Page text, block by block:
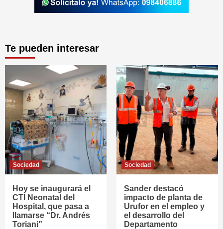
Te pueden interesar
Sociedad
Hoy se inaugurará el
CTI Neonatal del
Hospital, que pasa a
llamarse “Dr. Andrés
Toriani”
Sociedad
Sander destacó
impacto de planta de
Urufor en el empleo y
el desarrollo del
Departamento